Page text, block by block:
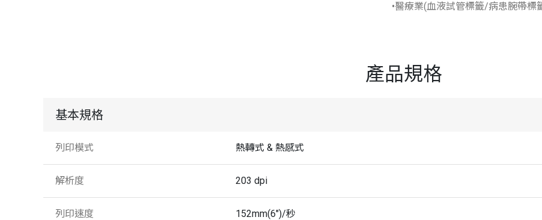
•醫療業(血液試管標籤/病患腕帶標
產品規格
基本規格
列印模式 熱轉式 & 熱感式
解析度 203 dpi
列印速度 152mm(6")/秒